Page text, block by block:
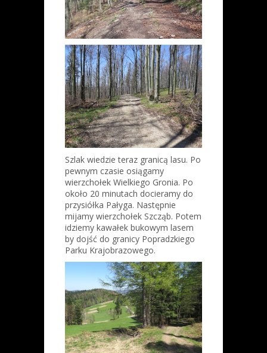
Szlak wiedzie teraz granicą lasu. Po
pewnym czasie osiągamy
wierzchołek Wielkiego Gronia. Po
około 20 minutach docieramy do
przysiółka Pałyga. Następnie
mijamy wierzchołek Szcząb. Potem
idziemy kawałek bukowym lasem
by dojść do granicy Popradzkiego
Parku Krajobrazowego.